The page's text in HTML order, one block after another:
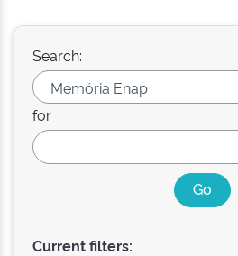
Search:
for
Current filters: